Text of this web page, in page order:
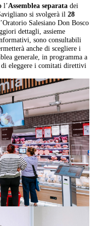
l’Assemblea separata dei
si svolgerà il28
Salesiano Don Bosco
dettagli, assieme
sono consultabili
anche di scegliere i
generale, in programma a
eleggere i comitati direttivi